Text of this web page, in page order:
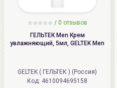
/ 0 отзывов
ГЕЛЬТЕК Men Крем
увлажняющий, 5мл, GELTEK Men
GELTEK ( ГЕЛЬТЕК ) (Россия)
Код: 4610094695158